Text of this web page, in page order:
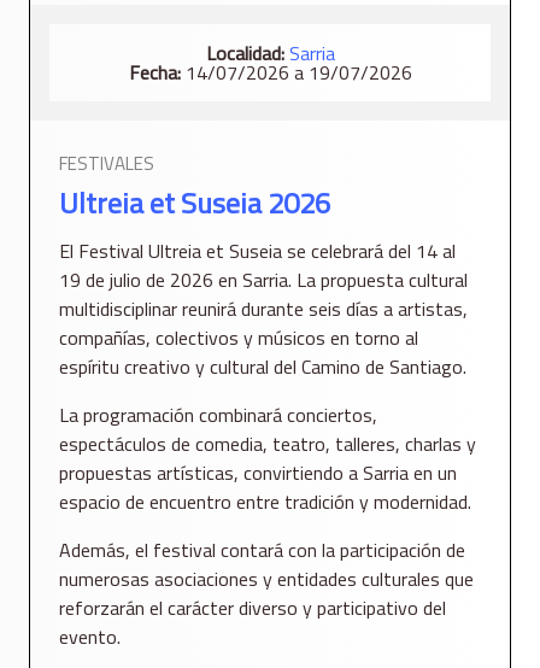
Localidad:Sarria
Fecha:14/07/2026 a 19/07/2026
FESTIVALES
Ultreia et Suseia 2026
El Festival Ultreia et Suseia se celebrará del 14 al
19 de julio de 2026 en Sarria. La propuesta cultural
multidisciplinar reunirá durante seis días a artistas,
compañías, colectivos y músicos en torno al
espíritu creativo y cultural del Camino de Santiago.
La programación combinará conciertos,
espectáculos de comedia, teatro, talleres, charlas y
propuestas artísticas, convirtiendo a Sarria en un
espacio de encuentro entre tradición y modernidad.
Además, el festival contará con la participación de
numerosas asociaciones y entidades culturales que
reforzarán el carácter diverso y participativo del
evento.